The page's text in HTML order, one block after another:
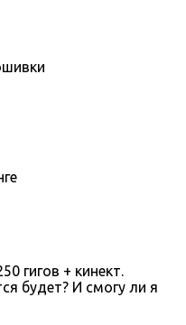
гигов + кинект.
будет? И смогу ли я